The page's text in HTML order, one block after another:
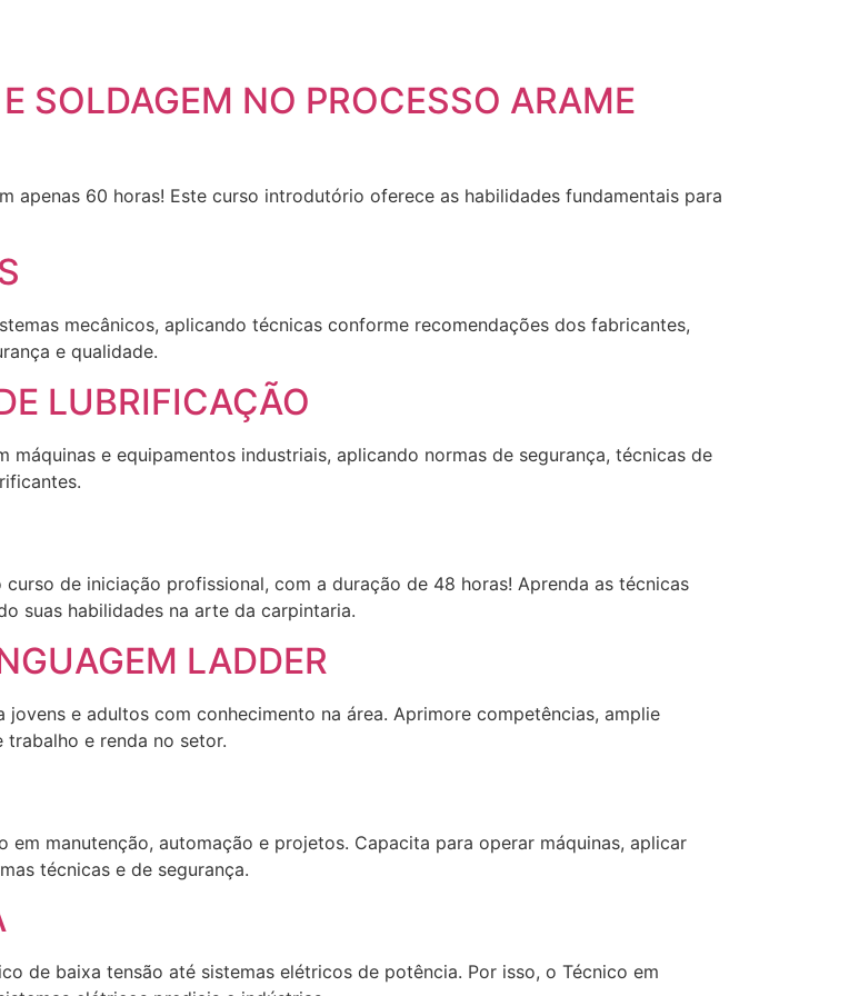
SOLDAGEM NO PROCESSO ARAME
apenas 60 horas! Este curso introdutório oferece as habilidades fundamentais para
mecânicos, aplicando técnicas conforme recomendações dos fabricantes,
e qualidade.
LUBRIFICAÇÃO
e equipamentos industriais, aplicando normas de segurança, técnicas de
de iniciação profissional, com a duração de 48 horas! Aprenda as técnicas
suas habilidades na arte da carpintaria.
LADDER
e adultos com conhecimento na área. Aprimore competências, amplie
e renda no setor.
manutenção, automação e projetos. Capacita para operar máquinas, aplicar
técnicas e de segurança.
de baixa tensão até sistemas elétricos de potência. Por isso, o Técnico em